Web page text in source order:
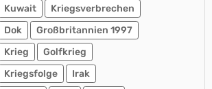
Kuwait
Kriegsverbrechen
Dok
Großbritannien 1997
Krieg
Golfkrieg
Kriegsfolge
Irak